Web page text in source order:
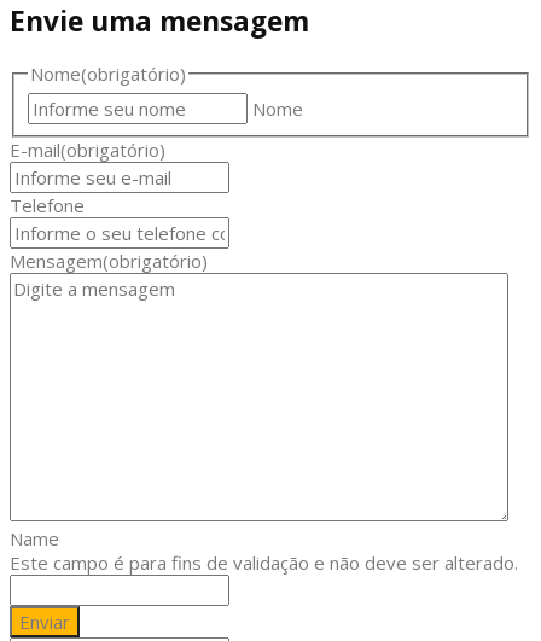
Envie uma mensagem
Nome(obrigatório)
Nome
E-mail(obrigatório)
Telefone
Mensagem(obrigatório)
Name
Este campo é para fins de validação e não deve ser alterado.